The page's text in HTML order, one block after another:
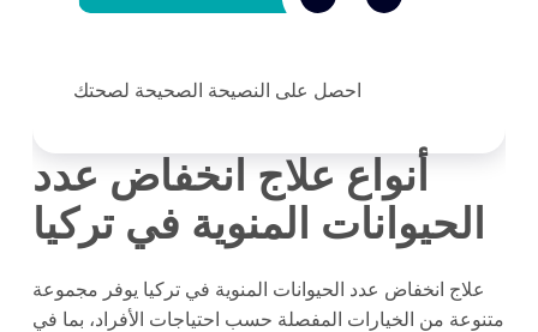
احصل على النصيحة الصحيحة لصحتك
أنواع علاج انخفاض عدد
الحيوانات المنوية في تركيا
علاج انخفاض عدد الحيوانات المنوية في تركيا يوفر مجموعة
متنوعة من الخيارات المفصلة حسب احتياجات الأفراد، بما في